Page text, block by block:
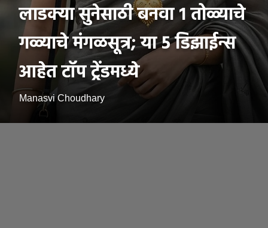
लाडक्या सुनेसाठी बनवा १ तोळ्याचे
गळ्याचे मंगळसूत्र; या 5 डिझाईन्स
आहेत टॉप ट्रेंडमध्ये
Manasvi Choudhary